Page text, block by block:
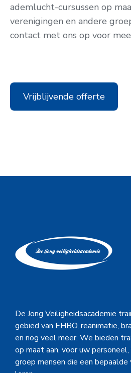
ademlucht-cursussen op
verenigingen en andere
contact met ons op voor
Vrijblijvende offerte
De Jong Veiligheidsacademie
gebied van EHBO, reanimatie,
en nog veel meer. We bieden
op maat aan, voor uw
groep mensen die een